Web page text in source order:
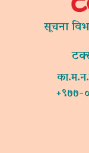
सूचना
+९७७-